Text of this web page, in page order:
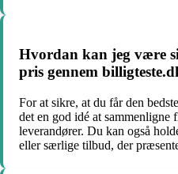
Hvordan kan jeg være
pris gennem
For at sikre, at du får den
det en god idé at
leverandører. Du kan også
eller særlige tilbud, der